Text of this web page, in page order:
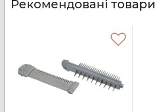
Рекомендовані товари